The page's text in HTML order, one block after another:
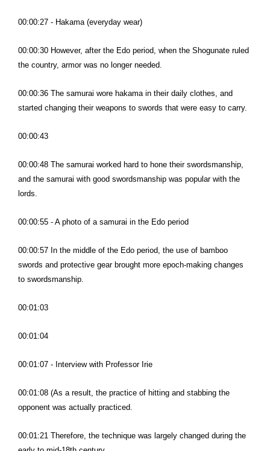
00:00:27 - Hakama (everyday wear)
00:00:30 However, after the Edo period, when the Shogunate ruled
the country, armor was no longer needed.
00:00:36 The samurai wore hakama in their daily clothes, and
started changing their weapons to swords that were easy to carry.
00:00:43
00:00:48 The samurai worked hard to hone their swordsmanship,
and the samurai with good swordsmanship was popular with the
lords.
00:00:55 - A photo of a samurai in the Edo period
00:00:57 In the middle of the Edo period, the use of bamboo
swords and protective gear brought more epoch-making changes
to swordsmanship.
00:01:03
00:01:04
00:01:07 - Interview with Professor Irie
00:01:08 (As a result, the practice of hitting and stabbing the
opponent was actually practiced.
00:01:21 Therefore, the technique was largely changed during the